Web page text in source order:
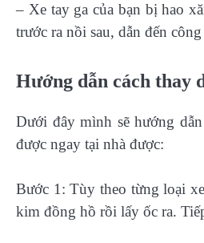
– Xe tay ga của bạn bị hao
trước ra nồi sau, dẫn đến
Hướng dẫn cách thay
Dưới đây mình sẽ hướng
được ngay tại nhà được:
Bước 1: Tùy theo từng loại
kim đồng hồ rồi lấy ốc ra.